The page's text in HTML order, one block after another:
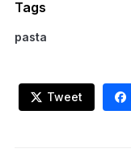
Tags
pasta
Tweet